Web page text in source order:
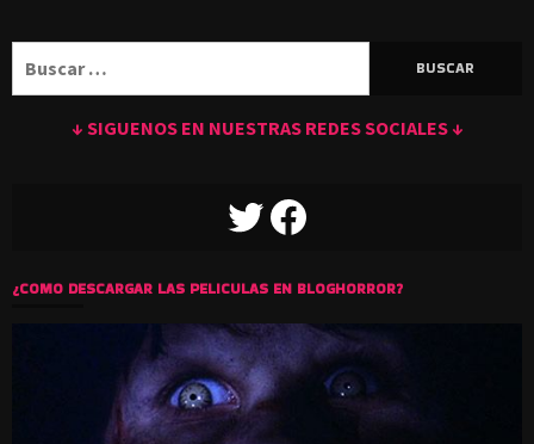
↓ SIGUENOS EN NUESTRAS REDES SOCIALES ↓
TWITTERFACEBOOK
¿COMO DESCARGAR LAS PELICULAS EN BLOGHORROR?